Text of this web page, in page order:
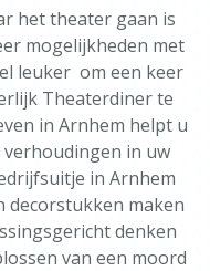
het theater gaan is
mogelijkheden met
leuker om een keer
Theaterdiner te
in Arnhem helpt u
in uw
in Arnhem
decorstukken maken
denken
van een moord